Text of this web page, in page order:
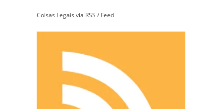
Coisas Legais via RSS / Feed